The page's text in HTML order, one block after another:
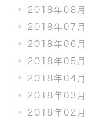
2018年08月
2018年07月
2018年06月
2018年05月
2018年04月
2018年03月
2018年02月